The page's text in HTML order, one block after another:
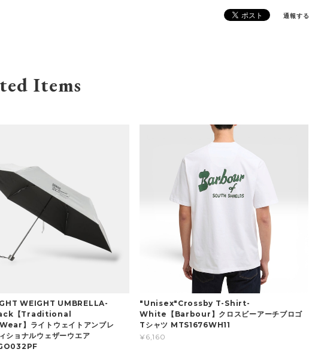
通報する
Items
WEIGHT UMBRELLA-
【Traditional
】ライトウェイトアンブレ
ショナルウェザーウエア
"Unisex"Crossby T-Shirt-
White【Barbour】クロスビーアーチブロゴ
Tシャツ MTS1676WH11
¥6,160